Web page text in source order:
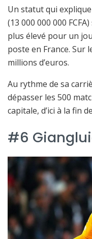
Un statut qui
(13 000 000 000
plus élevé pour un
poste en France. Sur
millions d’euros.
Au rythme de sa
dépasser les 500
capitale, d’ici à la fin
#6